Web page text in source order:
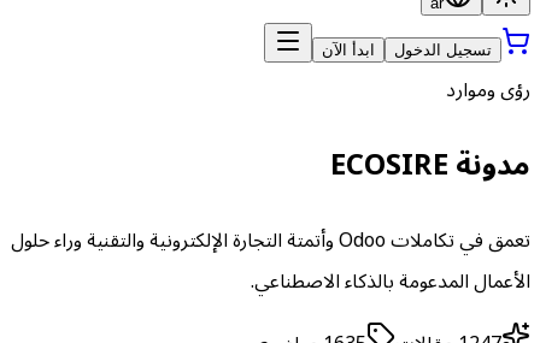
تسجيل الدخول ابدأ الآن
رؤى وموارد
مدونة ECOSIRE
تعمق في تكاملات Odoo وأتمتة التجارة الإلكترونية والتقنية وراء حلول
الأعمال المدعومة بالذكاء الاصطناعي.